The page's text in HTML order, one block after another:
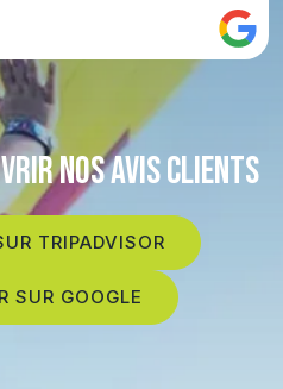
NOS AVIS CLIENTS
TRIPADVISOR
SUR GOOGLE